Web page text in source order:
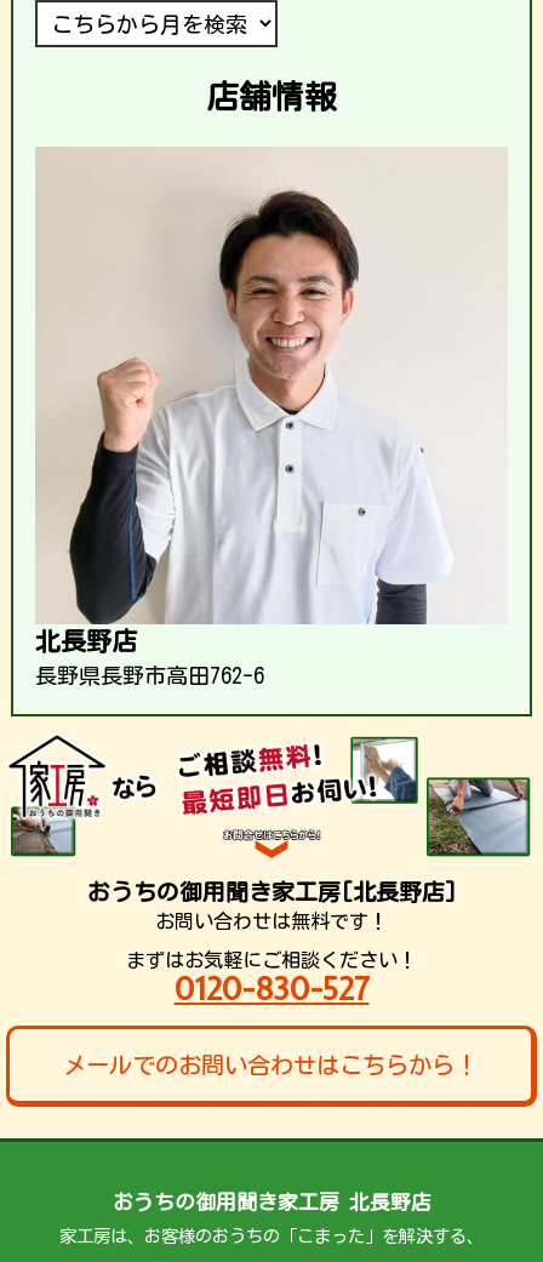
店舗情報
北長野店
長野県長野市高田762-6
おうちの御用聞き家工房[北長野店]
お問い合わせは無料です！
まずはお気軽にご相談ください！
0120-830-527
メールでのお問い合わせはこちらから！
おうちの御用聞き家工房 北長野店
家工房は、お客様のおうちの「こまった」を解決する、